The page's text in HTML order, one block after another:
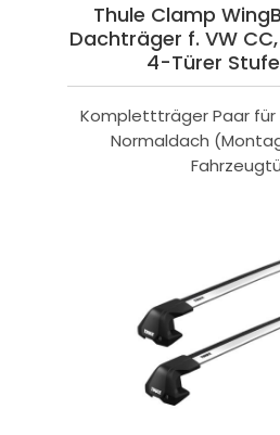
Thule Clamp
Dachträger f. VW
4-Türer
Komplettträger Paar für
Normaldach